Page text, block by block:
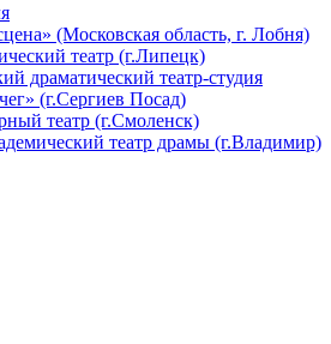
(Московская область, г. Лобня)
театр (г.Липецк)
драматический театр-студия
(г.Сергиев Посад)
театр (г.Смоленск)
театр драмы (г.Владимир)